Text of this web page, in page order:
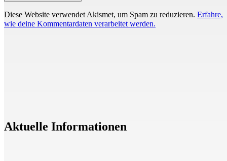
Diese Website verwendet Akismet, um Spam zu reduzieren. Erfahre,
wie deine Kommentardaten verarbeitet werden.
Aktuelle Informationen